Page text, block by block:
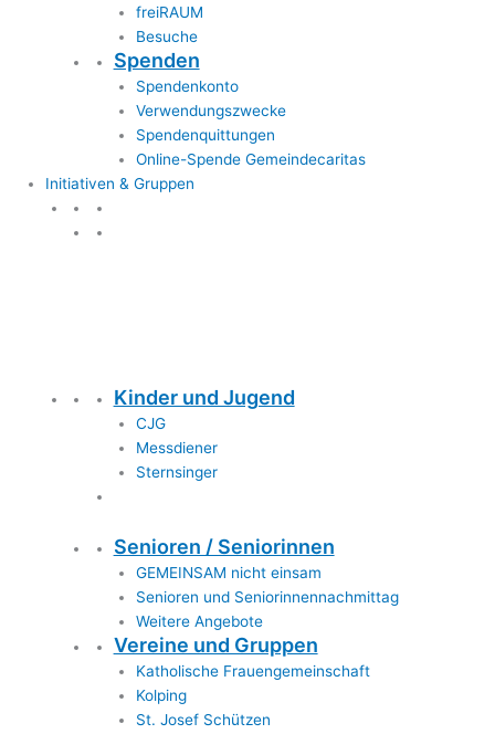
freiRAUM
Besuche
Spenden
Spendenkonto
Verwendungszwecke
Spendenquittungen
Online-Spende Gemeindecaritas
Initiativen & Gruppen
Kinder und Jugend
CJG
Messdiener
Sternsinger
Senioren / Seniorinnen
GEMEINSAM nicht einsam
Senioren und Seniorinnennachmittag
Weitere Angebote
Vereine und Gruppen
Katholische Frauengemeinschaft
Kolping
St. Josef Schützen